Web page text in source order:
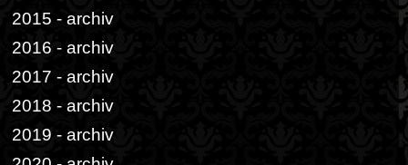
2015 - archiv
2016 - archiv
2017 - archiv
2018 - archiv
2019 - archiv